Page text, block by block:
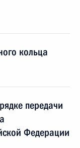
кольца
передачи
Федерации